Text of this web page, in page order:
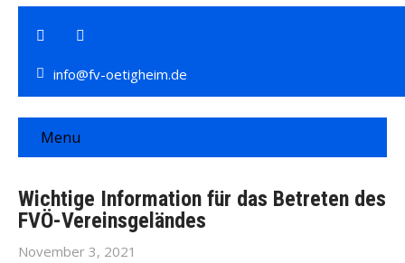
info@fv-oetigheim.de
Menu
Wichtige Information für das Betreten des
FVÖ-Vereinsgeländes
November 3, 2021